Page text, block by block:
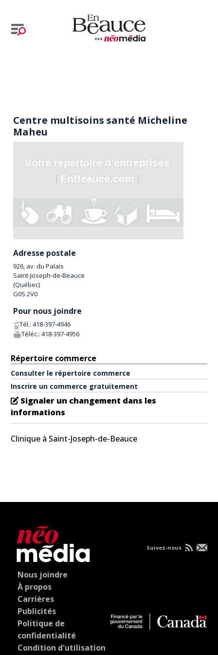
Centre multisoins santé Micheline
Maheu
Adresse postale
926, av. du Palais
Saint-Joseph-de-Beauce
(Québec)
G0S 2V0
Pour nous joindre
Tél.:418-397-4946
Téléc.:418-397-4956
Répertoire commerce
Consulter le répertoire commerce
Inscrire un commerce gratuitement
Signaler un changement dans les
informations
Clinique à Saint-Joseph-de-Beauce
Nous joindre
À propos
Carrières
Publicités
Politique de
confidentialité
Condition d'utilisation
Suivez-nous